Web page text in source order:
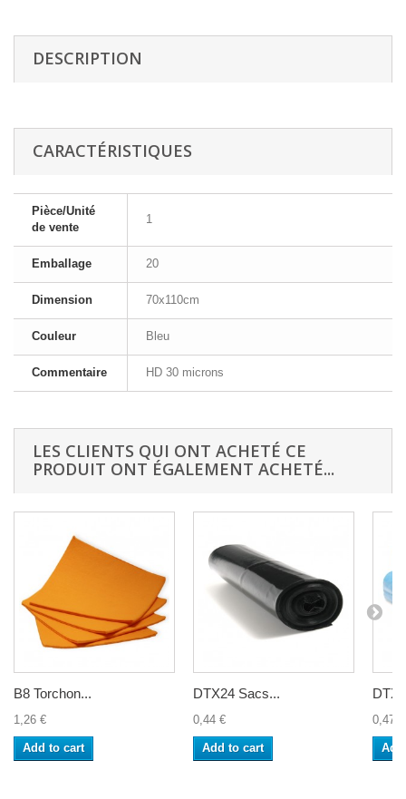
DESCRIPTION
CARACTÉRISTIQUES
Pièce/Unité
de vente
1
Emballage 20
Dimension 70x110cm
Couleur Bleu
Commentaire HD 30 microns
LES CLIENTS QUI ONT ACHETÉ CE
PRODUIT ONT ÉGALEMENT ACHETÉ...
B8 Torchon...
1,26 €
Add to cart
DTX24 Sacs...
0,44 €
Add to cart
0,47 €